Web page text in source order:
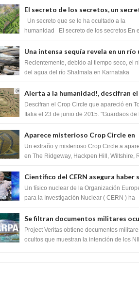
Si...
El secreto de los secretos, un
que cambiaría por completo el
de la humanidad
Un secreto que se le ha ocultado a la
humanidad El secreto de los secretos En
m...
Una intensa sequía revela en un río
impresionante hallazgo de miles de
Shiva Lingas
Recientemente, debido al tiempo seco, el
del agua del río Shalmala en Karnataka
Shiv...
Alerta a la humanidad!, descifran el
mensaje del Crop Circle de Torino
Descifran el Crop Circle que apareció en
Italia el 23 de junio de 2015. "Guardaos de
Aparece misterioso Crop Circle en
Reino Unido 23 de junio 2016
Un extraño y misterioso Crop Circle a
en The Ridgeway, Hackpen Hill, Wiltshire,
Científico del CERN asegura haber
ayudado por seres de luz durante
prueba del Colisionador de
Un físico nuclear de la Organización
para la Investigación Nuclear ( CERN ) ha
corazó...
Se filtran documentos militares
que muestran la intención de los
crear el SARS-CoV-2, utilizando la
Project Veritas obtiene documentos
ocultos que muestran la intención de los